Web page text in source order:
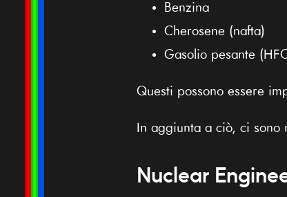
Benzina
Cherosene (nafta)
Gasolio pesante
Questi possono essere
In aggiunta a ciò, ci
Nuclear